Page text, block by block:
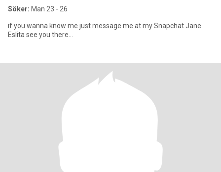
Söker: Man 23 - 26
if you wanna know me just message me at my Snapchat Jane
Eslita see you there...